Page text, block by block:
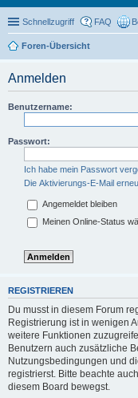
Schnellzugriff FAQ
Foren-Übersicht
Anmelden
Benutzername:
Passwort:
Ich habe mein Passwort
Die Aktivierungs-E-Mail
Angemeldet bleiben
Meinen Online-Status
REGISTRIEREN
Du musst in diesem Forum
Registrierung ist in wenigen
weitere Funktionen
Benutzern auch zusätzliche
Nutzungsbedingungen und
registrierst. Bitte beachte
diesem Board bewegst.